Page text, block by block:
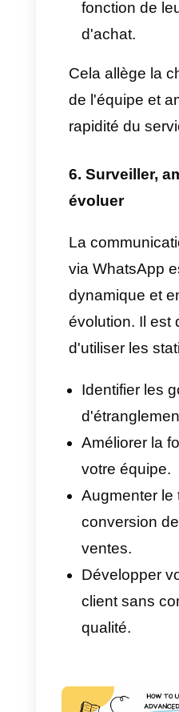
aucun
4.
en temps
L'un des
d'un
est de
bord en
pouvez
fermées
Temps
agent et
Agents
Filtrage
ou
Avec